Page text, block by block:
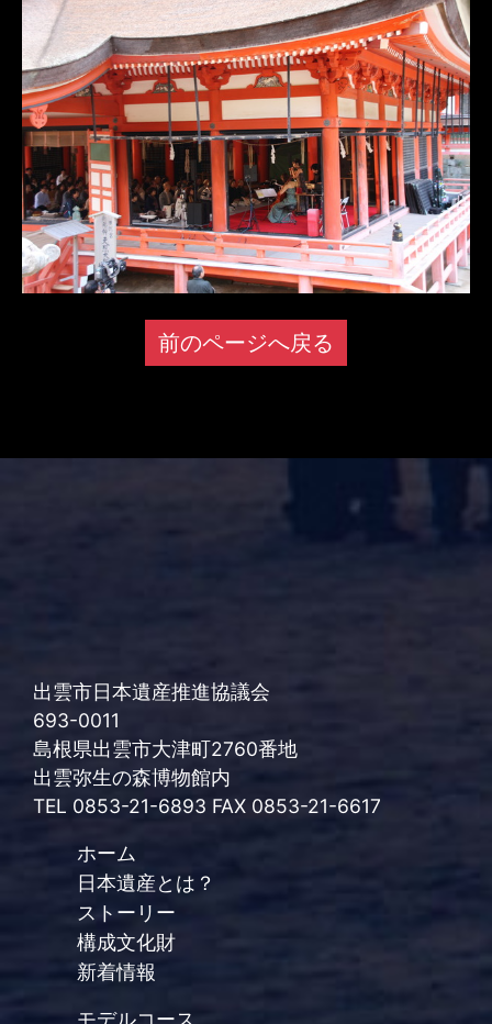
前のページへ戻る
出雲市日本遺産推進協議会
693-0011
島根県出雲市大津町2760番地
出雲弥生の森博物館内
TEL 0853-21-6893 FAX 0853-21-6617
ホーム
日本遺産とは？
ストーリー
構成文化財
新着情報
モデルコース